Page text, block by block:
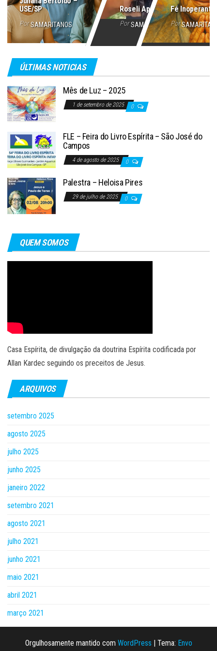
USE/SP
Por SAMARITANOS
Roseli Aparecida
Por SAMARITANOS
Fé Inoperante
Por
ÚLTIMAS NOTICIAS
Mês de Luz – 2025
1 de setembro de 2025 0
FLE – Feira do Livro Espírita – São José do
Campos
4 de agosto de 2025 0
Palestra – Heloisa Pires
29 de julho de 2025 0
QUEM SOMOS
Casa Espírita, de divulgação da doutrina Espírita codificada por
Allan Kardec seguindo os preceitos de Jesus.
ARQUIVOS
setembro 2025
agosto 2025
julho 2025
junho 2025
janeiro 2022
setembro 2021
agosto 2021
julho 2021
junho 2021
maio 2021
abril 2021
março 2021
Orgulhosamente mantido com WordPress | Tema: Envo